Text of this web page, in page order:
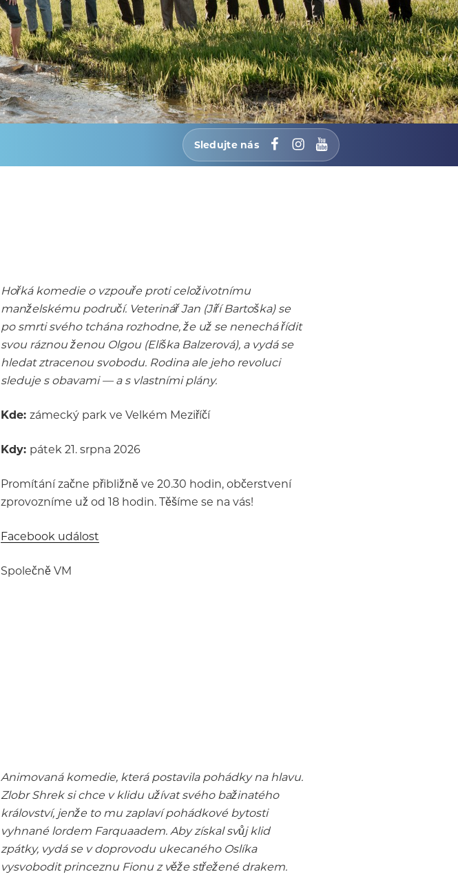
Sledujte nás Facebook
Instagram
YouTube
Hořká komedie o vzpouře proti celoživotnímu
manželskému područí. Veterinář Jan (Jiří Bartoška) se
po smrti svého tchána rozhodne, že už se nenechá řídit
svou ráznou ženou Olgou (Eliška Balzerová), a vydá se
hledat ztracenou svobodu. Rodina ale jeho revoluci
sleduje s obavami — a s vlastními plány.
Kde: zámecký park ve Velkém Meziříčí
Kdy: pátek 21. srpna 2026
Promítání začne přibližně ve 20.30 hodin, občerstvení
zprovozníme už od 18 hodin. Těšíme se na vás!
Facebook událost
Společně VM
Animovaná komedie, která postavila pohádky na hlavu.
Zlobr Shrek si chce v klidu užívat svého bažinatého
království, jenže to mu zaplaví pohádkové bytosti
vyhnané lordem Farquaadem. Aby získal svůj klid
zpátky, vydá se v doprovodu ukecaného Oslíka
vysvobodit princeznu Fionu z věže střežené drakem.